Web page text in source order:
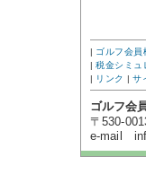
| ゴルフ会
|税金シミュ
| リンク |サ
ゴルフ会
〒530-
e-mail